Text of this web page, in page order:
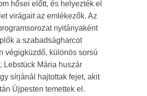
hősei előtt, és helyezték el
virágait az emlékezők. Az
nyitányaként
a szabadságharcot
végigküzdő, különös sorsú
Lebstück Mária huszár
sírjánál hajtottak fejet, akit
Újpesten temettek el.